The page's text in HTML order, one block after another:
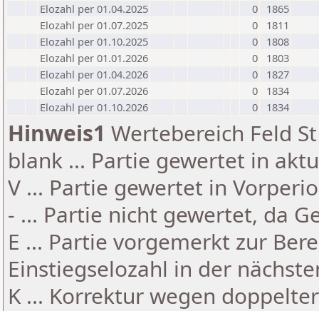
Elozahl per 01.04.2025
0
1865
Elozahl per 01.07.2025
0
1811
Elozahl per 01.10.2025
0
1808
Elozahl per 01.01.2026
0
1803
Elozahl per 01.04.2026
0
1827
Elozahl per 01.07.2026
0
1834
Elozahl per 01.10.2026
0 1834
Hinweis1 Wertebereich Feld
blank ... Partie gewertet in
V ... Partie gewertet in
- ... Partie nicht gewertet, da
E ... Partie vorgemerkt zur
Einstiegselozahl in der
K ... Korrektur wegen